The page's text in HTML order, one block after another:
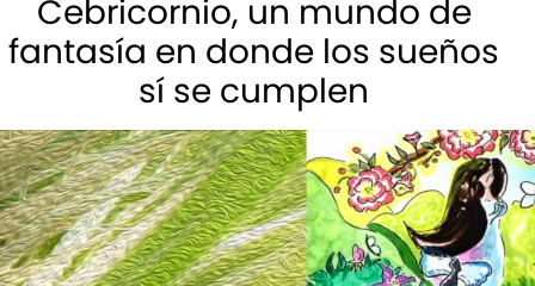
Cebricornio, un mundo de
fantasía en donde los sueños
sí se cumplen